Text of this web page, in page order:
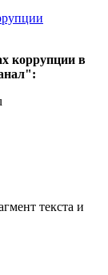
коррупции в
текста и